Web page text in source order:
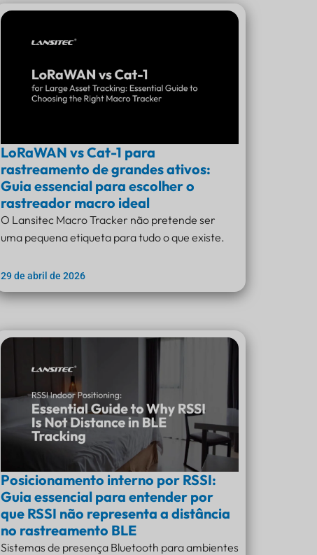
LoRaWAN vs Cat-1 para
rastreamento de grandes ativos:
Guia essencial para escolher o
rastreador macro ideal
O Lansitec Macro Tracker não pretende ser
uma pequena etiqueta para tudo o que existe.
29 de abril de 2026
Posicionamento interno por RSSI:
Guia essencial para entender por
que RSSI não representa a distância
no rastreamento BLE
Sistemas de presença Bluetooth para ambientes